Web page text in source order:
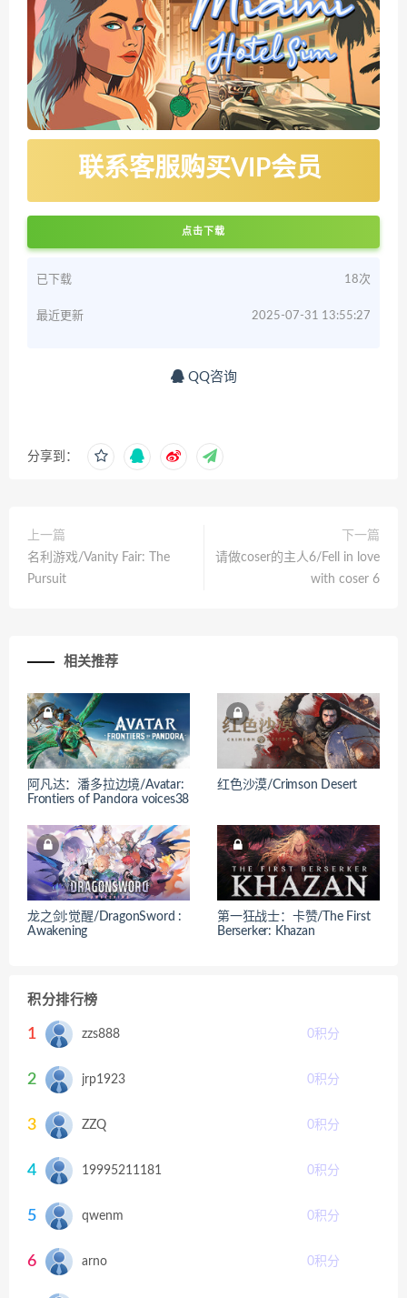
联系客服购买VIP会员
点击下载
已下载 18次
最近更新 2025-07-31 13:55:27
QQ咨询
分享到：
上一篇
名利游戏/Vanity Fair: The
Pursuit
下一篇
请做coser的主人6/Fell in love
with coser 6
相关推荐
阿凡达：潘多拉边境/Avatar:
Frontiers of Pandora voices38
红色沙漠/Crimson Desert
龙之剑:觉醒/DragonSword :
Awakening
第一狂战士：卡赞/The First
Berserker: Khazan
积分排行榜
1 zzs888 0积分
2 jrp1923 0积分
3 ZZQ 0积分
4 19995211181 0积分
5 qwenm 0积分
6 arno 0积分